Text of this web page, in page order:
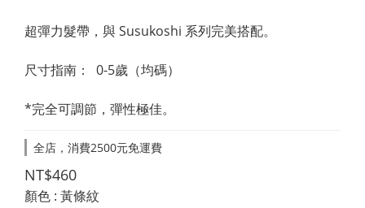
超彈力髮帶，與 Susukoshi 系列完美搭配。
尺寸指南：  0-5歲（均碼）
*完全可調節，彈性極佳。
全店，消費2500元免運費
NT$460
顏色 : 黃條紋